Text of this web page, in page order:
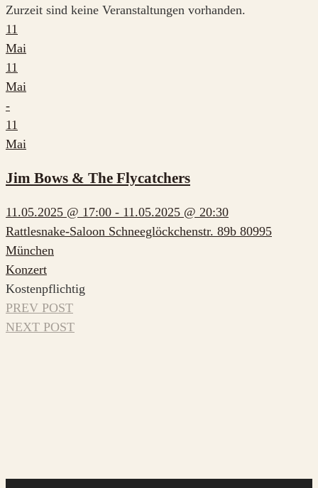
Zurzeit sind keine Veranstaltungen vorhanden.
11
Mai
11
Mai
-
11
Mai
Jim Bows & The Flycatchers
11.05.2025 @ 17:00 - 11.05.2025 @ 20:30
Rattlesnake-Saloon Schneeglöckchenstr. 89b 80995
München
Konzert
Kostenpflichtig
PREV POST
NEXT POST